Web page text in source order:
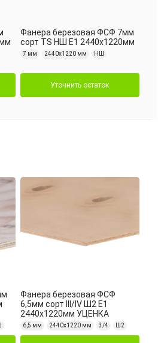
Фанера березовая ФСФ 7мм
сорт TS НШ Е1 2440х1220мм
7 мм 2440х1220 мм НШ
Уточнить остаток
Фанера березовая ФСФ
6,5мм сорт III/IV Ш2 Е1
2440х1220мм УЦЕНКА
6,5 мм 2440х1220 мм 3/4 Ш2